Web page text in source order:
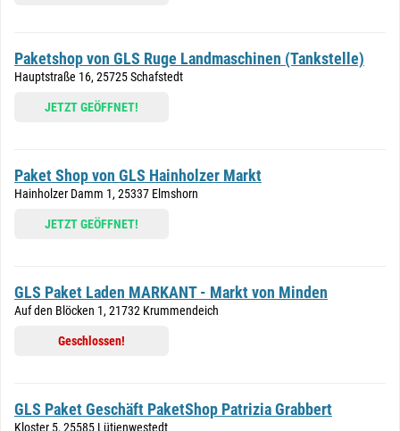
Paketshop von GLS Ruge Landmaschinen (Tankstelle)
Hauptstraße 16, 25725 Schafstedt
JETZT GEÖFFNET!
Paket Shop von GLS Hainholzer Markt
Hainholzer Damm 1, 25337 Elmshorn
JETZT GEÖFFNET!
GLS Paket Laden MARKANT - Markt von Minden
Auf den Blöcken 1, 21732 Krummendeich
Geschlossen!
GLS Paket Geschäft PaketShop Patrizia Grabbert
Kloster 5, 25585 Lütjenwestedt